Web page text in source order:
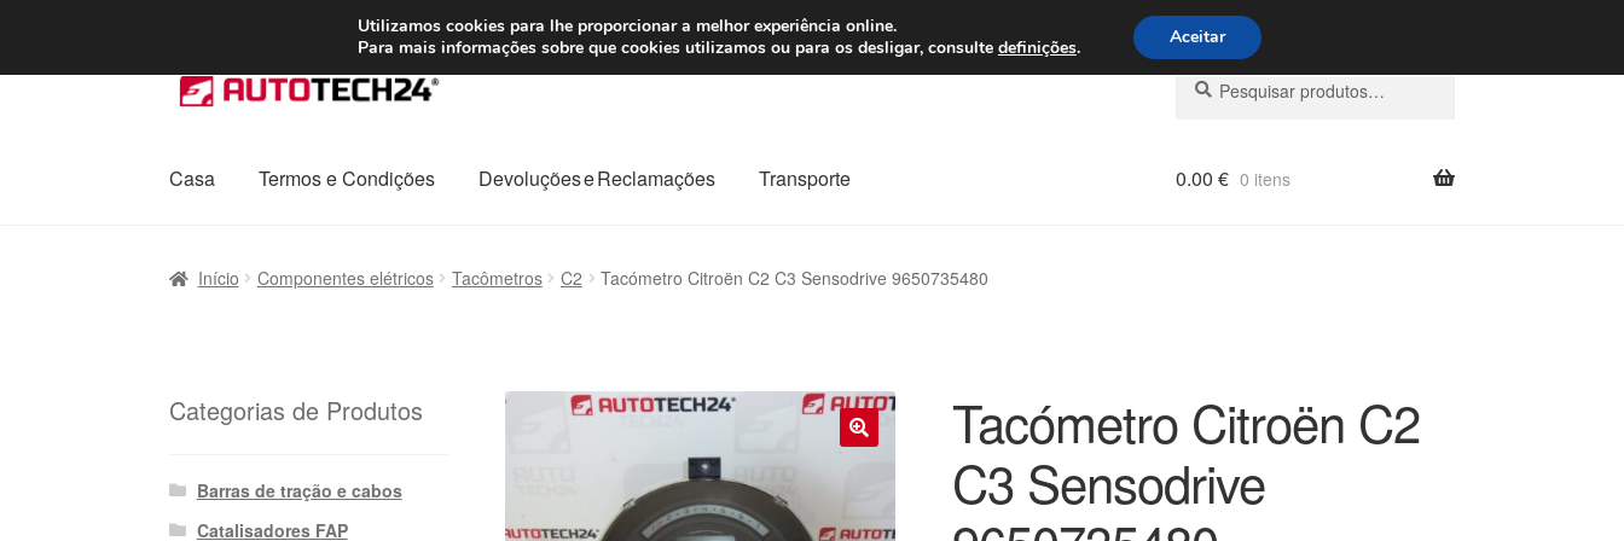
ENVIO a partir de 7 EUR Seg-Sex, das 9h às 16h800 500 967
Ir
para
navegação
Saltar
para
conteúdo
Pesquisar
por:
Pesquisa
Casa Termos e Condições Devoluções e Reclamações Transporte 0.00 € 0 itens
Início Componentes elétricos Tacômetros C2 Tacómetro Citroën C2 C3 Sensodrive 9650735480
Tacómetro Citroën C2
C3 Sensodrive
Categorias de Produtos
Barras de tração e cabos
Catalisadores FAP
Utilizamos cookies para lhe proporcionar a melhor experiência online.
Para mais informações sobre que cookies utilizamos ou para os desligar, consulte definições. Aceitar